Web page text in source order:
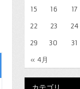
« 4月
15
16 17
22
23 24
29
30 31